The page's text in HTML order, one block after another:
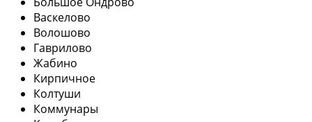
Васкелово
Волошово
Гаврилово
Жабино
Кирпичное
Колтуши
Коммунары